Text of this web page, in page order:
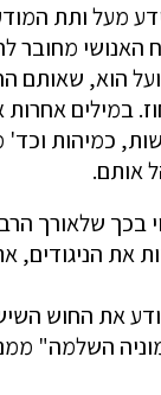
מעל ותת
האנושי מחובר
הוא, שאותם
במילים אחרות
כמיהות
אותם.
בכך שלאורך
את הניגודים,
את החוש
השלמה"